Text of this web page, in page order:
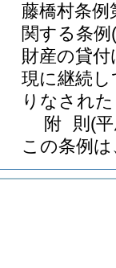
藤橋村条例
関する条例
財産の貸
現に継続
りなされ
附 則 (
この条例